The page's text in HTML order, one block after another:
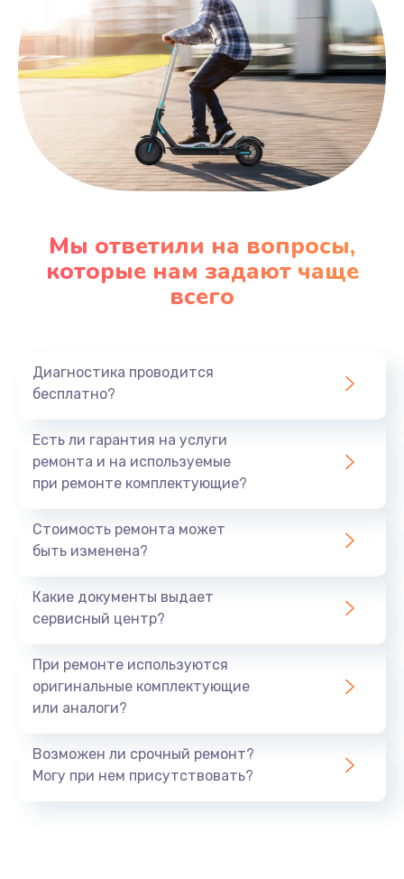
Мы ответили на вопросы,
которые нам задают чаще
всего
Диагностика проводится
бесплатно?
Есть ли гарантия на услуги
ремонта и на используемые
при ремонте комплектующие?
Стоимость ремонта может
быть изменена?
Какие документы выдает
сервисный центр?
При ремонте используются
оригинальные комплектующие
или аналоги?
Возможен ли срочный ремонт?
Могу при нем присутствовать?